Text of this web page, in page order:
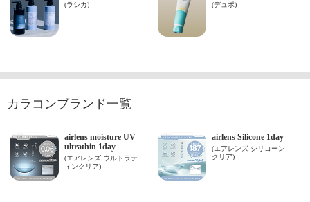
カラコンブランド一覧